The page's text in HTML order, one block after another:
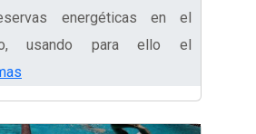
energéticas en el
usando para ello el